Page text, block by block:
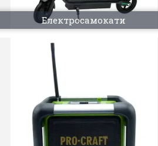
Електросамокати